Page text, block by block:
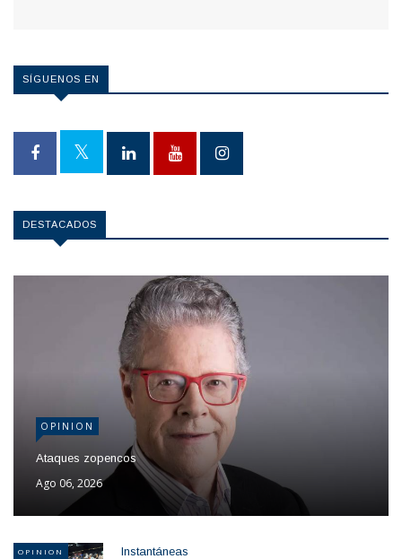
SÍGUENOS EN
DESTACADOS
OPINION
Ataques zopencos
Ago 06, 2026
OPINION Instantáneas